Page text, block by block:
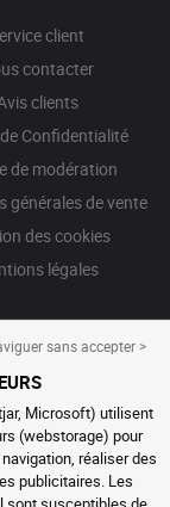
client
contacter
clients
Confidentialité
de modération
générales de vente
des cookies
légales
sans accepter >
Microsoft) utilisent
(webstorage) pour
réaliser des
publicitaires. Les